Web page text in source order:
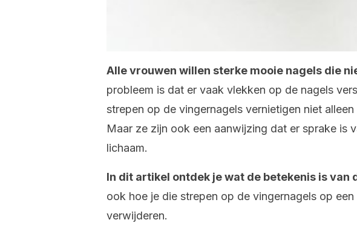
Alle vrouwen willen sterke mooie nagels die
probleem is dat er vaak vlekken op de nagels
strepen op de vingernagels vernietigen niet
Maar ze zijn ook een aanwijzing dat er sprake is
lichaam.
In dit artikel ontdek je wat de betekenis is van
ook hoe je die strepen op de vingernagels op een
verwijderen.